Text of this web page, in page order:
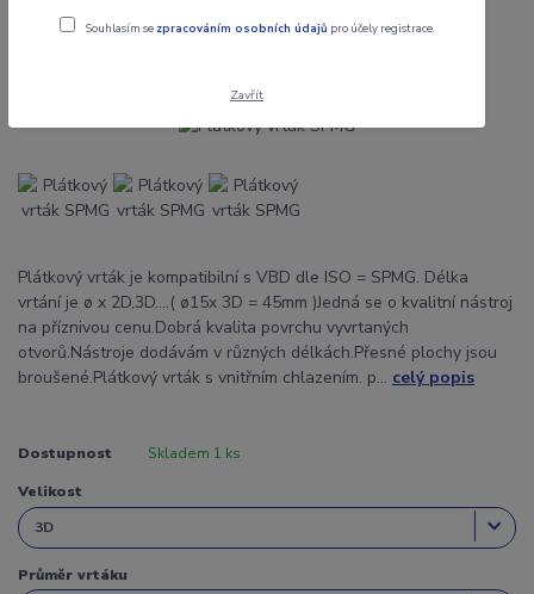
Plátkový vrták SPMG
Plátkový vrták je kompatibilní s VBD dle ISO = SPMG. Délka
vrtání je ø x 2D,3D....( ø15x 3D = 45mm )Jedná se o kvalitní nástroj
na příznivou cenu.Dobrá kvalita povrchu vyvrtaných
otvorů.Nástroje dodávám v různých délkách.Přesné plochy jsou
broušené.Plátkový vrták s vnitřním chlazením. p... celý popis
Dostupnost Skladem 1 ks
Velikost
Průměr vrtáku
Souhlasím se zpracováním osobních údajů pro účely registrace.
Zavřít